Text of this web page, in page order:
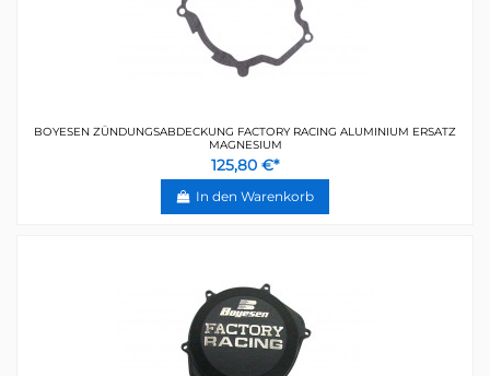
BOYESEN ZÜNDUNGSABDECKUNG FACTORY RACING ALUMINIUM ERSATZ
MAGNESIUM
125,80 €*
In den Warenkorb